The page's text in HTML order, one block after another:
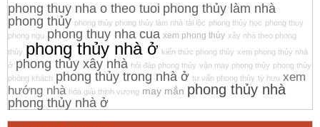
phong thuy nha o theo tuoi phong thủy làm nhà
phong thủy phong thủy phong thủy làm nhà tài lộc phong thủy học phong thuy
phong ngu phong thuy nha cua xem phong thủy xây nhà theo phong
thủy phong thủy nhà ở kiến thức phong thủy xem phong thủy nhà
ở phong thủy xây nhà hỏi đáp phong thủy vận may phong thủy phong thủy
phòng khách phong thủy trong nhà ở tư vấn phong thủy tỳ hưu xem
hướng nhà hóa giải thịnh vượng may mắn phong thủy nhà
phong thủy nhà ở